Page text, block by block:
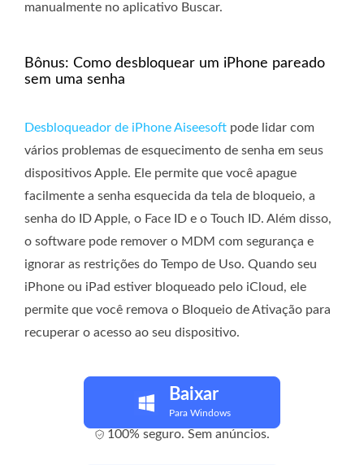
manualmente no aplicativo Buscar.
Bônus: Como desbloquear um iPhone pareado
sem uma senha
Desbloqueador de iPhone Aiseesoft pode lidar com
vários problemas de esquecimento de senha em seus
dispositivos Apple. Ele permite que você apague
facilmente a senha esquecida da tela de bloqueio, a
senha do ID Apple, o Face ID e o Touch ID. Além disso,
o software pode remover o MDM com segurança e
ignorar as restrições do Tempo de Uso. Quando seu
iPhone ou iPad estiver bloqueado pelo iCloud, ele
permite que você remova o Bloqueio de Ativação para
recuperar o acesso ao seu dispositivo.
Baixar
Para Windows
100% seguro. Sem anúncios.